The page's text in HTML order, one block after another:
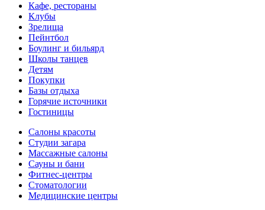
Кафе, рестораны
Клубы
Зрелища
Пейнтбол
Боулинг и бильярд
Школы танцев
Детям
Покупки
Базы отдыха
Горячие источники
Гостиницы
Салоны красоты
Студии загара
Массажные салоны
Сауны и бани
Фитнес-центры
Стоматологии
Медицинские центры